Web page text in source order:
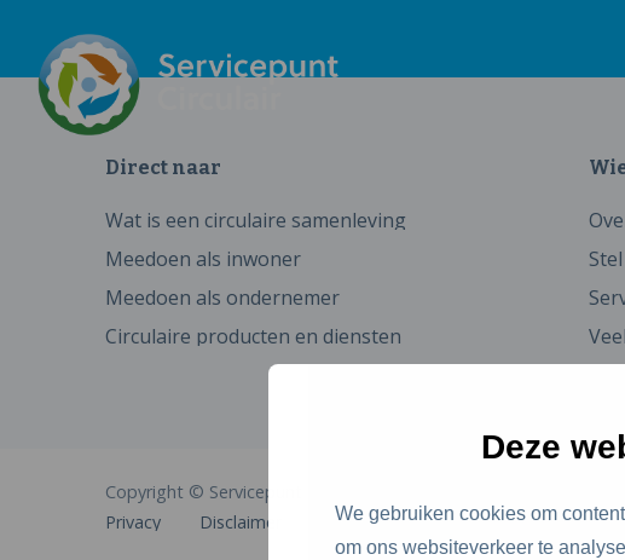
Deze
We gebruiken cookies om
om ons websiteverkeer te
Direct naar
Wat is een circulaire samenleving
Meedoen als inwoner
Meedoen als ondernemer
Circulaire producten en diensten
Copyright © Servicepunt Circulair
Privacy
Disclaimer Cookies Toegankelijkheid